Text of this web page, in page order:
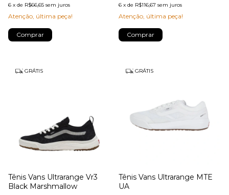
6 x de R$66,65 sem juros
Atenção, última peça!
Comprar
6 x de R$116,67 sem juros
Atenção, última peça!
Comprar
GRÁTIS
Tênis Vans Ultrarange Vr3
Black Marshmallow
GRÁTIS
Tênis Vans Ultrarange MTE
UA